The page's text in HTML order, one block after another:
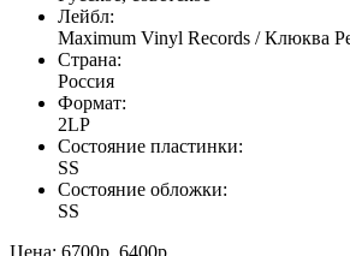
Лейбл:
Maximum Vinyl Records / Клюква
Страна:
Россия
Формат:
2LP
Состояние пластинки:
SS
Состояние обложки:
SS
Цена: 6700р. 6400р.